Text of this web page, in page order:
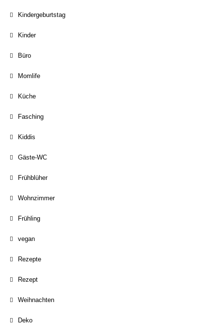
Kindergeburtstag
Kinder
Büro
Momlife
Küche
Fasching
Kiddis
Gäste-WC
Frühblüher
Wohnzimmer
Frühling
vegan
Rezepte
Rezept
Weihnachten
Deko